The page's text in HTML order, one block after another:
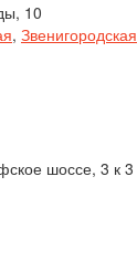
10
, Звенигородская
шоссе, 3 к 3